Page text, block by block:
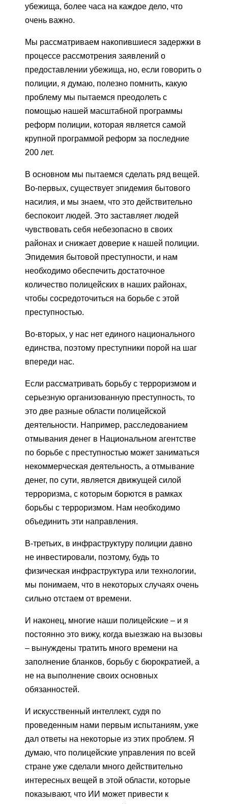
убежища, более часа на каждое дело, что
очень важно.
Мы рассматриваем накопившиеся задержки в
процессе рассмотрения заявлений о
предоставлении убежища, но, если говорить о
полиции, я думаю, полезно помнить, какую
проблему мы пытаемся преодолеть с
помощью нашей масштабной программы
реформ полиции, которая является самой
крупной программой реформ за последние
200 лет.
В основном мы пытаемся сделать ряд вещей.
Во-первых, существует эпидемия бытового
насилия, и мы знаем, что это действительно
беспокоит людей. Это заставляет людей
чувствовать себя небезопасно в своих
районах и снижает доверие к нашей полиции.
Эпидемия бытовой преступности, и нам
необходимо обеспечить достаточное
количество полицейских в наших районах,
чтобы сосредоточиться на борьбе с этой
преступностью.
Во-вторых, у нас нет единого национального
единства, поэтому преступники порой на шаг
впереди нас.
Если рассматривать борьбу с терроризмом и
серьезную организованную преступность, то
это две разные области полицейской
деятельности. Например, расследованием
отмывания денег в Национальном агентстве
по борьбе с преступностью может заниматься
некоммерческая деятельность, а отмывание
денег, по сути, является движущей силой
терроризма, с которым борются в рамках
борьбы с терроризмом. Нам необходимо
объединить эти направления.
В-третьих, в инфраструктуру полиции давно
не инвестировали, поэтому, будь то
физическая инфраструктура или технологии,
мы понимаем, что в некоторых случаях очень
сильно отстаем от времени.
И наконец, многие наши полицейские – и я
постоянно это вижу, когда выезжаю на вызовы
– вынуждены тратить много времени на
заполнение бланков, борьбу с бюрократией, а
не на выполнение своих основных
обязанностей.
И искусственный интеллект, судя по
проведенным нами первым испытаниям, уже
дал ответы на некоторые из этих проблем. Я
думаю, что полицейские управления по всей
стране уже сделали много действительно
интересных вещей в этой области, которые
показывают, что ИИ может привести к